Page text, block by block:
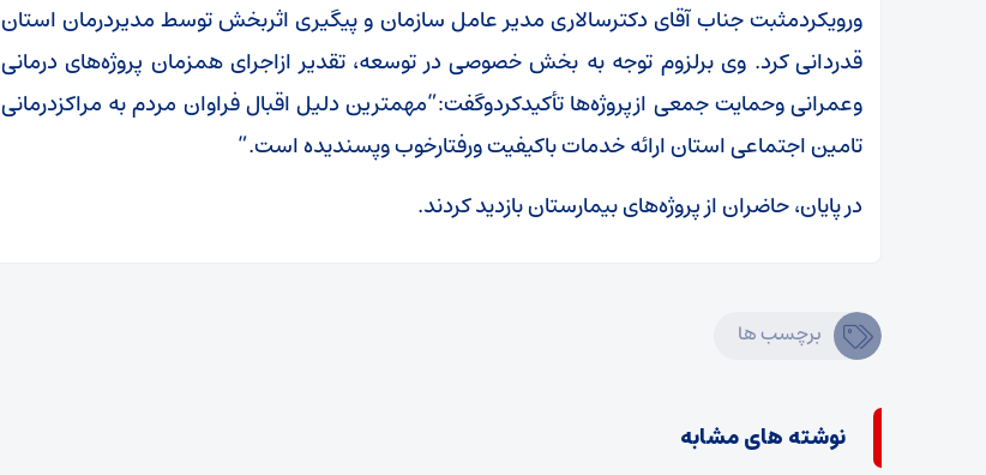
ورویکردمثبت جناب آقای دکترسالاری مدیر عامل سازمان و پیگیری اثربخش توسط مدیردرمان استان
قدردانی کرد. وی برلزوم توجه به بخش خصوصی در توسعه، تقدیر ازاجرای همزمان پروژه‌های درمانی
وعمرانی وحمایت جمعی ازپروژه‌ها تأکیدکردوگفت:”مهمترین دلیل اقبال فراوان مردم به مراکزدرمانی
تامین اجتماعی استان ارائه خدمات باکیفیت ورفتارخوب وپسندیده است.”
در پایان، حاضران از پروژه‌های بیمارستان بازدید کردند.
برچسب ها
نوشته های مشابه